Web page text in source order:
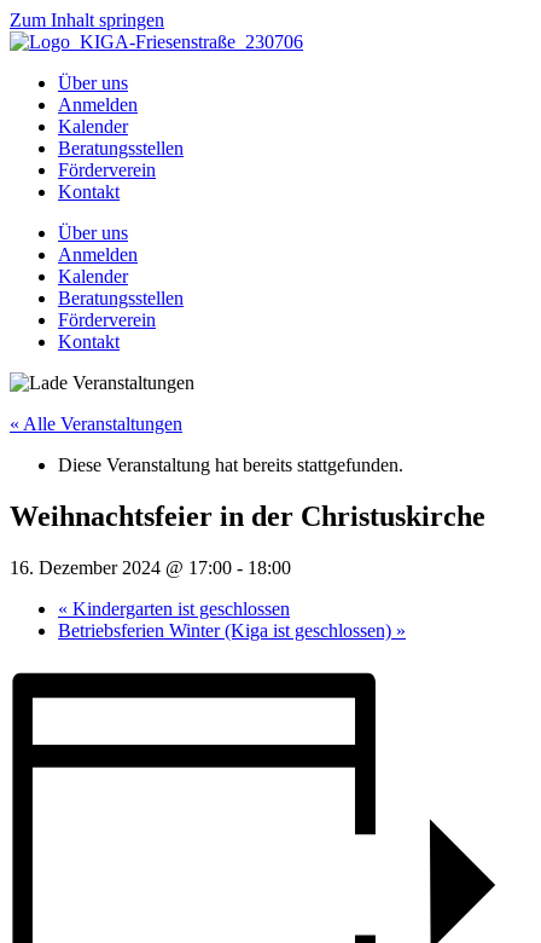
Zum Inhalt springen
Über uns
Anmelden
Kalender
Beratungsstellen
Förderverein
Kontakt
Über uns
Anmelden
Kalender
Beratungsstellen
Förderverein
Kontakt
« Alle Veranstaltungen
Diese Veranstaltung hat bereits stattgefunden.
Weihnachtsfeier in der Christuskirche
16. Dezember 2024 @ 17:00 - 18:00
« Kindergarten ist geschlossen
Betriebsferien Winter (Kiga ist geschlossen) »